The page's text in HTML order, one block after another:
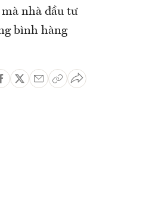
nhà đầu tư
bình hàng